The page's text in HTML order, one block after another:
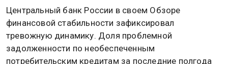
Центральный банк России в своем Обзоре
финансовой стабильности зафиксировал
тревожную динамику. Доля проблемной
задолженности по необеспеченным
потребительским кредитам за последние полгода